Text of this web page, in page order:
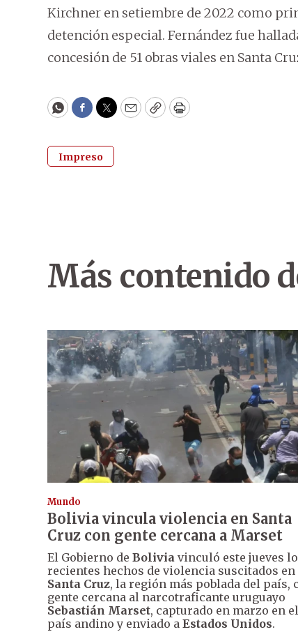
Kirchner en setiembre de 2022 como
detención especial. Fernández fue
concesión de 51 obras viales en Santa
WhatsApp
Facebook
Twitter
EmailCopyPrint
Impreso
Más contenido
Mundo
Bolivia vincula violencia en Santa
Cruz con gente cercana a Marset
El Gobierno de Bolivia vinculó este jueves
recientes hechos de violencia suscitados en
Santa Cruz, la región más poblada del país,
gente cercana al narcotraficante uruguayo
Sebastián Marset, capturado en marzo en el
país andino y enviado a Estados Unidos.